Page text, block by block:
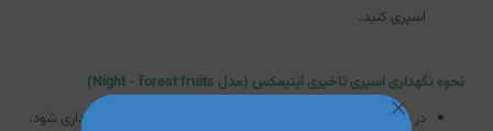
اسپری کنید.
نحوه نگهداری اسپری تاخیری اپتیمکس (مدل Night - forest fruits)
در محلی خشک، خنک و دور از نور خورشید و دسترس اطفال نگهداری شود.